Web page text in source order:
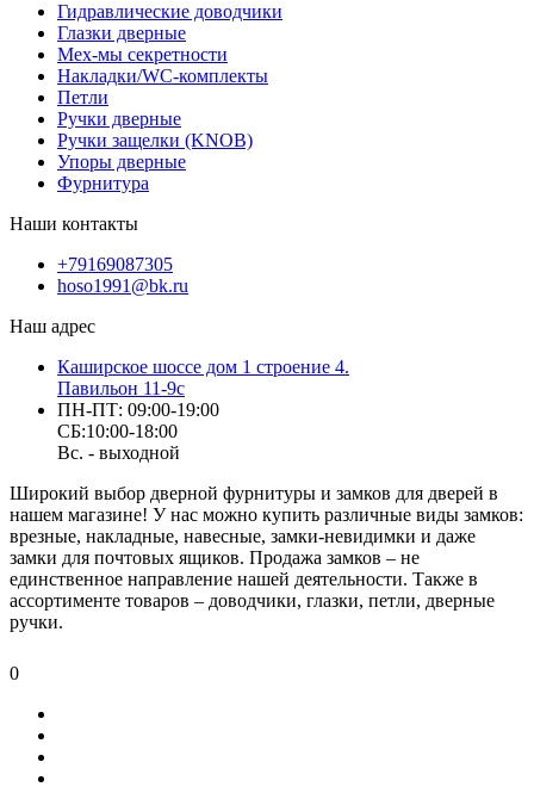
Гидравлические доводчики
Глазки дверные
Мех-мы секретности
Накладки/WC-комплекты
Петли
Ручки дверные
Ручки защелки (KNOB)
Упоры дверные
Фурнитура
Наши контакты
+79169087305
hoso1991@bk.ru
Наш адрес
Каширское шоссе дом 1 строение 4.
Павильон 11-9с
ПН-ПТ: 09:00-19:00
СБ:10:00-18:00
Вс. - выходной
Широкий выбор дверной фурнитуры и замков для дверей в
нашем магазине! У нас можно купить различные виды замков:
врезные, накладные, навесные, замки-невидимки и даже
замки для почтовых ящиков. Продажа замков – не
единственное направление нашей деятельности. Также в
ассортименте товаров – доводчики, глазки, петли, дверные
ручки.
0